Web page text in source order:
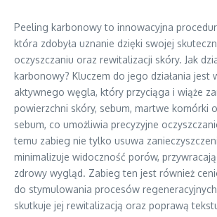
Peeling karbonowy to innowacyjna
która zdobyła uznanie dzięki swojej
oczyszczaniu oraz rewitalizacji skóry. Jak
karbonowy? Kluczem do jego działania jest
aktywnego węgla, który przyciąga i wiąże
powierzchni skóry, sebum, martwe komórki
sebum, co umożliwia precyzyjne
temu zabieg nie tylko usuwa
minimalizuje widoczność porów,
zdrowy wygląd. Zabieg ten jest również
do stymulowania procesów
skutkuje jej rewitalizacją oraz poprawą